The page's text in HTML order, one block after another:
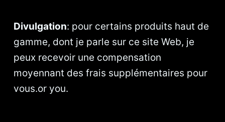
Divulgation: pour certains produits haut de
gamme, dont je parle sur ce site Web, je
peux recevoir une compensation
moyennant des frais supplémentaires pour
vous.or you.